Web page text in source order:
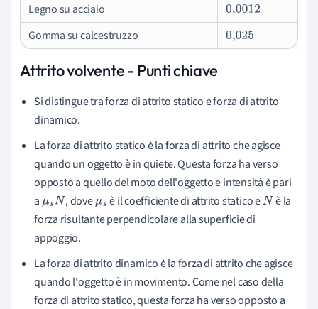
Legno su acciaio
0,0012
Gomma su calcestruzzo
0,025
Attrito volvente - Punti chiave
Si distingue tra forza di attrito statico e forza di attrito
dinamico.
La forza di attrito statico è la forza di attrito che agisce
quando un oggetto è in quiete. Questa forza ha verso
opposto a quello del moto dell'oggetto e intensità è pari
aμsN , doveμs è il coefficiente di attrito statico eN è la
forza risultante perpendicolare alla superficie di
appoggio.
La forza diattrito dinamico è la forza di attrito che agisce
quando l'oggetto è in movimento. Come nel caso della
forza di attrito statico, questa forzaha verso opposto a